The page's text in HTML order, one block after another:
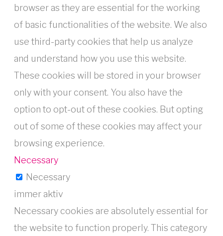
browser as they are essential for the working
of basic functionalities of the website. We also
use third-party cookies that help us analyze
and understand how you use this website.
These cookies will be stored in your browser
only with your consent. You also have the
option to opt-out of these cookies. But opting
out of some of these cookies may affect your
browsing experience.
Necessary
Necessary
immer aktiv
Necessary cookies are absolutely essential for
the website to function properly. This category